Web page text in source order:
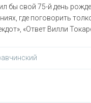
бы свой 75-й день
где поговорить
«Ответ Вилли